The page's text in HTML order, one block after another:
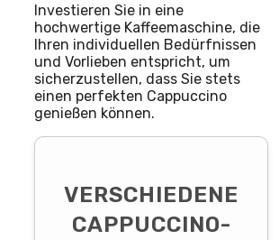
Investieren Sie in eine
hochwertige Kaffeemaschine, die
Ihren individuellen Bedürfnissen
und Vorlieben entspricht, um
sicherzustellen, dass Sie stets
einen perfekten Cappuccino
genießen können.
VERSCHIEDENE
CAPPUCCINO-